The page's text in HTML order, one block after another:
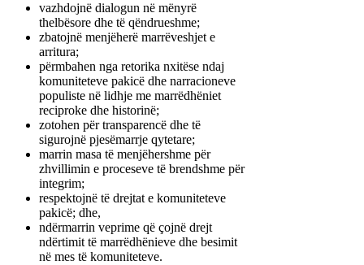
vazhdojnë dialogun në mënyrë
thelbësore dhe të qëndrueshme;
zbatojnë menjëherë marrëveshjet e
arritura;
përmbahen nga retorika nxitëse ndaj
komuniteteve pakicë dhe narracioneve
populiste në lidhje me marrëdhëniet
reciproke dhe historinë;
zotohen për transparencë dhe të
sigurojnë pjesëmarrje qytetare;
marrin masa të menjëhershme për
zhvillimin e proceseve të brendshme për
integrim;
respektojnë të drejtat e komuniteteve
pakicë; dhe,
ndërmarrin veprime që çojnë drejt
ndërtimit të marrëdhënieve dhe besimit
në mes të komuniteteve.